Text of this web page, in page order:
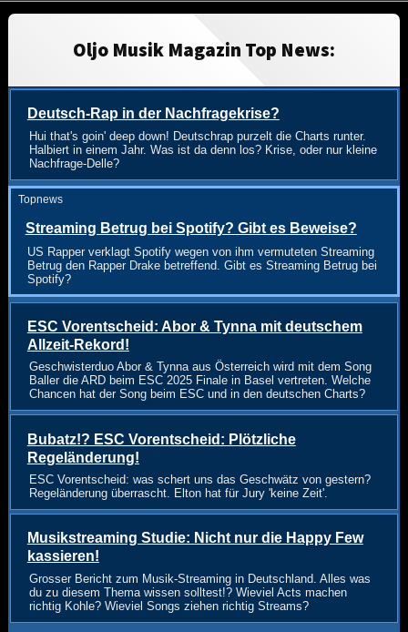
Oljo Musik Magazin Top News:
Deutsch-Rap in der Nachfragekrise?
Hui that's goin' deep down! Deutschrap purzelt die Charts runter.
Halbiert in einem Jahr. Was ist da denn los? Krise, oder nur kleine
Nachfrage-Delle?
Topnews
Streaming Betrug bei Spotify? Gibt es Beweise?
US Rapper verklagt Spotify wegen von ihm vermuteten Streaming
Betrug den Rapper Drake betreffend. Gibt es Streaming Betrug bei
Spotify?
ESC Vorentscheid: Abor & Tynna mit deutschem
Allzeit-Rekord!
Geschwisterduo Abor & Tynna aus Österreich wird mit dem Song
Baller die ARD beim ESC 2025 Finale in Basel vertreten. Welche
Chancen hat der Song beim ESC und in den deutschen Charts?
Bubatz!? ESC Vorentscheid: Plötzliche
Regeländerung!
ESC Vorentscheid: was schert uns das Geschwätz von gestern?
Regeländerung überrascht. Elton hat für Jury 'keine Zeit'.
Musikstreaming Studie: Nicht nur die Happy Few
kassieren!
Grosser Bericht zum Musik-Streaming in Deutschland. Alles was
du zu diesem Thema wissen solltest!? Wieviel Acts machen
richtig Kohle? Wieviel Songs ziehen richtig Streams?